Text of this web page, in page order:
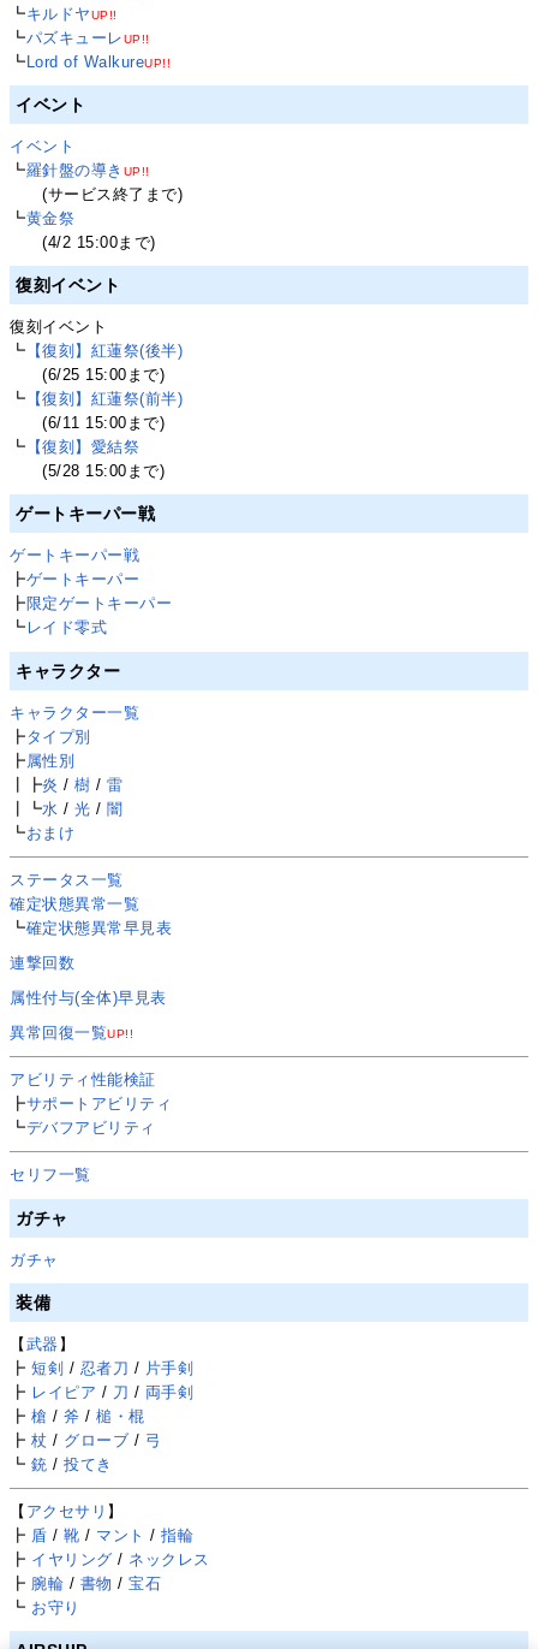
┗キルドヤUP!!
┗パズキューレUP!!
┗ Lord of WalkureUP!!
イベント
イベント
┗羅針盤の導き UP!!
(サービス終了まで)
┗黄金祭
(4/2 15:00まで)
復刻イベント
復刻イベント
┗ 【復刻】紅蓮祭(後半)
(6/25 15:00まで)
┗ 【復刻】紅蓮祭(前半)
(6/11 15:00まで)
┗ 【復刻】愛結祭
(5/28 15:00まで)
ゲートキーパー戦
ゲートキーパー戦
┣ゲートキーパー
┣限定ゲートキーパー
┗ レイド零式
キャラクター
キャラクター一覧
┣タイプ別
┣ 属性別
┃┣炎 /樹 /雷
┃┗水 /光 /闇
┗おまけ
ステータス一覧
確定状態異常一覧
┗確定状態異常早見表
連撃回数
属性付与(全体)早見表
異常回復一覧UP!!
アビリティ性能検証
┣サポートアビリティ
┗デバフアビリティ
セリフ一覧
ガチャ
ガチャ
装備
【 武器 】
┣短剣 / 忍者刀 / 片手剣
┣ レイピア / 刀 / 両手剣
┣槍 /斧 /槌・棍
┣杖 / グローブ / 弓
┗銃 /投てき
【 アクセサリ 】
┣ 盾 /靴 / マント /指輪
┣ イヤリング / ネックレス
┣ 腕輪 / 書物 /宝石
┗ お守り